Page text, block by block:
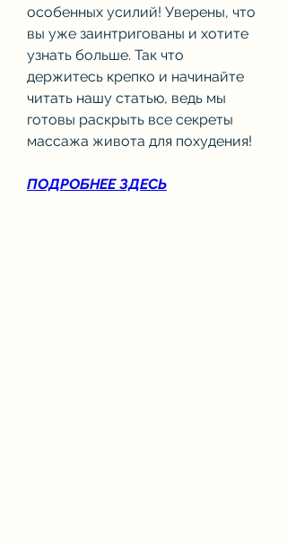
особенных усилий! Уверены, что
вы уже заинтригованы и хотите
узнать больше. Так что
держитесь крепко и начинайте
читать нашу статью, ведь мы
готовы раскрыть все секреты
массажа живота для похудения!
ПОДРОБНЕЕ ЗДЕСЬ